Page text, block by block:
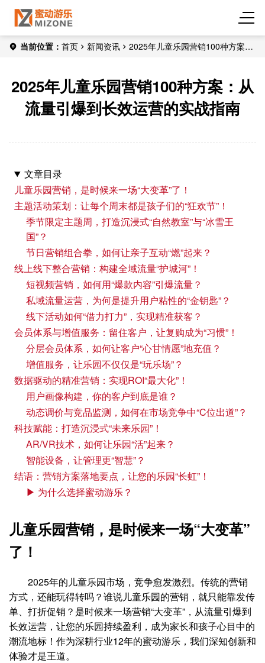
当前位置： 首页 新闻资讯
2025年儿童乐园营销100种方案：
2025年儿童乐园营销100种方案：从
流量引爆到长效运营的实战指南
文章目录
儿童乐园营销，是时候来一场“大变革”了！
主题活动策划：让每个周末都是孩子们的“狂欢节”！
季节限定主题周，打造沉浸式“自然教室”与“冰雪王
国”？
节日营销组合拳，如何让亲子互动“燃”起来？
线上线下整合营销：构建全域流量“护城河”！
短视频营销，如何用“爆款内容”引爆流量？
私域流量运营，为何是提升用户粘性的“金钥匙”？
线下活动如何“借力打力”，实现精准获客？
会员体系与增值服务：留住客户，让复购成为“习惯”！
分层会员体系，如何让客户“心甘情愿”地充值？
增值服务，让乐园不仅仅是“玩乐场”？
数据驱动的精准营销：实现ROI“最大化”！
用户画像构建，你的客户到底是谁？
动态调价与竞品监测，如何在市场竞争中“C位出道”？
科技赋能：打造沉浸式“未来乐园”！
AR/VR技术，如何让乐园“活”起来？
智能设备，让管理更“智慧”？
结语：营销方案落地要点，让您的乐园“长虹”！
▶ 为什么选择蜜动游乐？
儿童乐园营销，是时候来一场“大变革”
了！
2025年的儿童乐园市场，竞争愈发激烈。传统的营销
方式，还能玩得转吗？谁说儿童乐园的营销，就只能靠发传
单、打折促销？是时候来一场营销“大变革”，从流量引爆到
长效运营，让您的乐园持续盈利，成为家长和孩子心目中的
潮流地标！作为深耕行业12年的蜜动游乐，我们深知创新和
体验才是王道。